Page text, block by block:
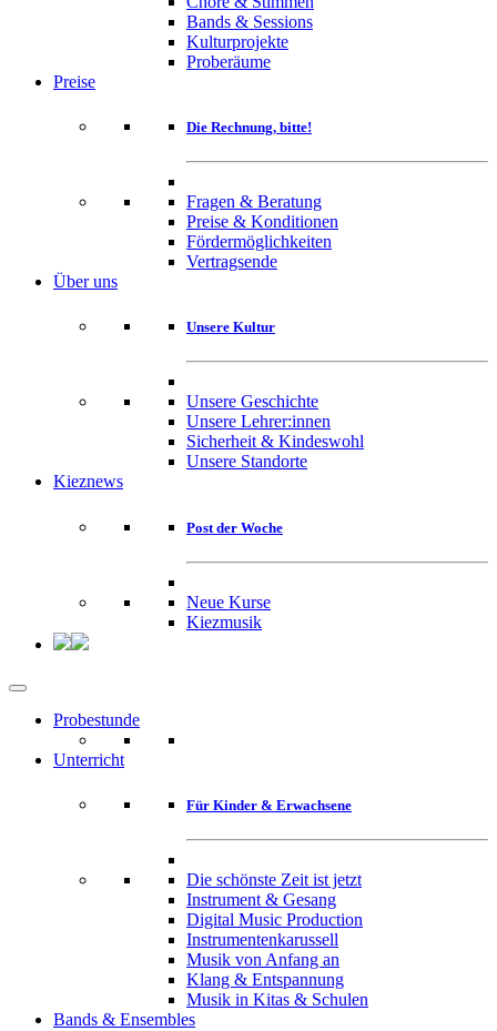
Bands & Sessions
Kulturprojekte
Proberäume
Preise
Die Rechnung, bitte!
Fragen & Beratung
Preise & Konditionen
Fördermöglichkeiten
Vertragsende
Über uns
Unsere Kultur
Unsere Geschichte
Unsere Lehrer:innen
Sicherheit & Kindeswohl
Unsere Standorte
Kieznews
Post der Woche
Neue Kurse
Kiezmusik
Probestunde
Unterricht
Für Kinder & Erwachsene
Die schönste Zeit ist jetzt
Instrument & Gesang
Digital Music Production
Instrumentenkarussell
Musik von Anfang an
Klang & Entspannung
Musik in Kitas & Schulen
Bands & Ensembles